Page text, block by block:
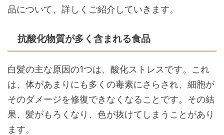
品について、詳しくご紹介していきます。
抗酸化物質が多く含まれる食品
白髪の主な原因の1つは、酸化ストレスです。これ
は、体があまりにも多くの毒素にさらされ、細胞が
そのダメージを修復できなくなることです。その結
果、髪がもろくなり、色が抜けてしまうことがあり
ます。